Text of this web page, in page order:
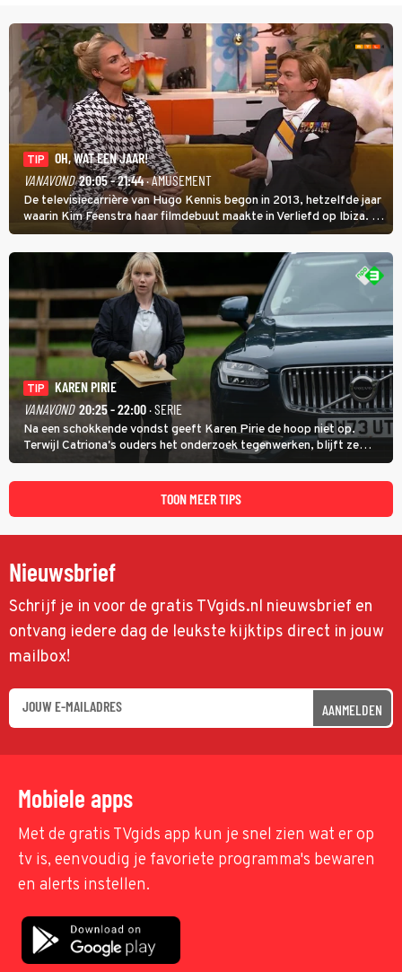
TIP
OH, WAT EEN JAAR!
VANAVOND 20:05 - 21:44· AMUSEMENT
De televisiecarrière van Hugo Kennis begon in 2013, hetzelfde jaar
waarin Kim Feenstra haar filmdebuut maakte in Verliefd op Ibiza. In
Oh, Wat een Jaar! wordt duidelijk wat ze nog meer weten van het
jaar waarin ze allebei eindtwintigers waren.
TIP
KAREN PIRIE
VANAVOND 20:25 - 22:00· SERIE
Na een schokkende vondst geeft Karen Pirie de hoop niet op.
Terwijl Catriona's ouders het onderzoek tegenwerken, blijft ze
speuren naar Adam. In deze slotaflevering van Karen Pirie leidt het
spoor via Frankrijk en Italië naar Malta.
TOON MEER TIPS
Nieuwsbrief
Schrijf je in voor de gratis TVgids.nl nieuwsbrief en
ontvang iedere dag de leukste kijktips direct in jouw
mailbox!
AANMELDEN
Mobiele apps
Met de gratis TVgids app kun je snel zien wat er op
tv is, eenvoudig je favoriete programma's bewaren
en alerts instellen.